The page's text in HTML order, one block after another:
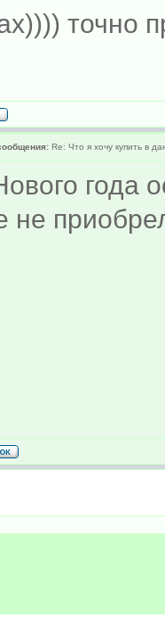
точно
Re: Что я хочу купить в
года
не